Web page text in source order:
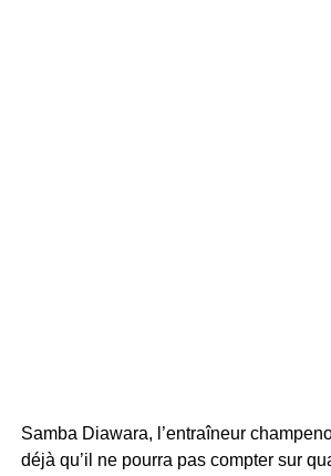
Samba Diawara, l’entraîneur
déjà qu’il ne pourra pas compter sur